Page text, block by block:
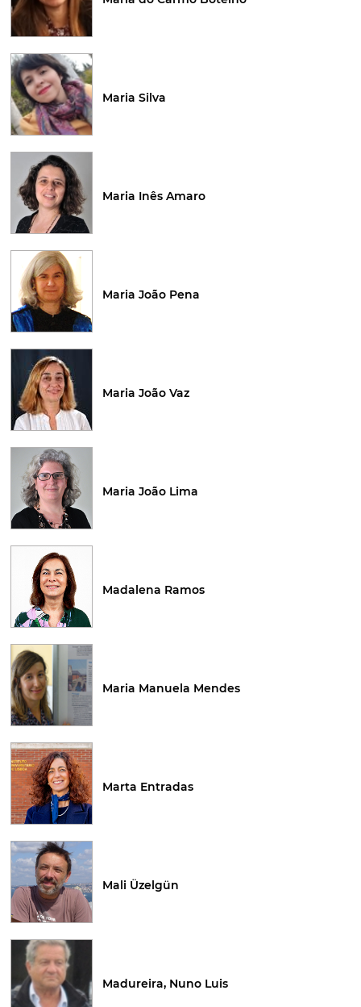
Maria Silva
Maria Inês Amaro
Maria João Pena
Maria João Vaz
Maria João Lima
Madalena Ramos
Maria Manuela Mendes
Marta Entradas
Mali Üzelgün
Madureira, Nuno Luis